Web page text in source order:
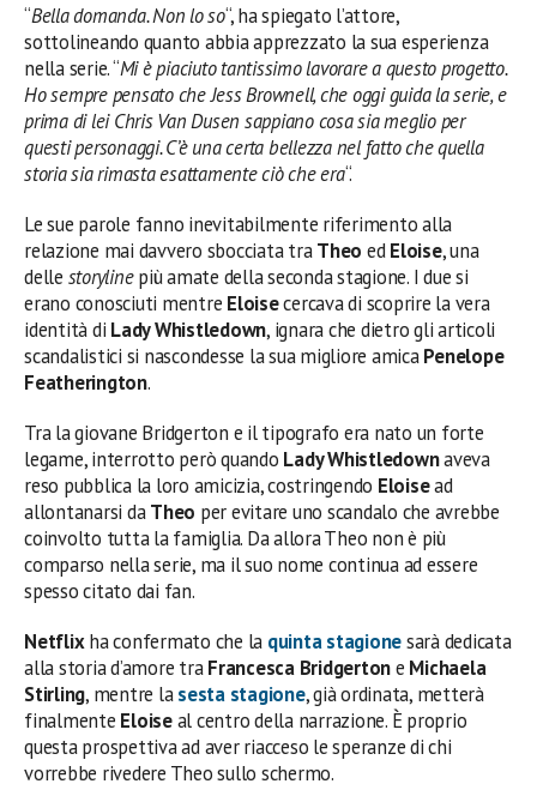
“Bella domanda. Non lo so“, ha spiegato l’attore,
sottolineando quanto abbia apprezzato la sua esperienza
nella serie. “Mi è piaciuto tantissimo lavorare a questo progetto.
Ho sempre pensato che Jess Brownell, che oggi guida la serie, e
prima di lei Chris Van Dusen sappiano cosa sia meglio per
questi personaggi. C’è una certa bellezza nel fatto che quella
storia sia rimasta esattamente ciò che era“.
Le sue parole fanno inevitabilmente riferimento alla
relazione mai davvero sbocciata traTheo edEloise, una
delle storylinepiù amate della seconda stagione. I due si
erano conosciuti mentre Eloisecercava di scoprire la vera
identità di Lady Whistledown, ignara che dietro gli articoli
scandalistici si nascondesse la sua migliore amicaPenelope
Featherington.
Tra la giovane Bridgerton e il tipografo era nato un forte
legame, interrotto però quando Lady Whistledownaveva
reso pubblica la loro amicizia, costringendo Eloisead
allontanarsi daTheo per evitare uno scandalo che avrebbe
coinvolto tutta la famiglia. Da allora Theo non è più
comparso nella serie, ma il suo nome continua ad essere
spesso citato dai fan.
Netflixha confermato che la quinta stagionesarà dedicata
alla storia d’amore traFrancesca Bridgertone Michaela
Stirling, mentre la sesta stagione, già ordinata, metterà
finalmente Eloiseal centro della narrazione. È proprio
questa prospettiva ad aver riacceso le speranze di chi
vorrebbe rivedere Theo sullo schermo.